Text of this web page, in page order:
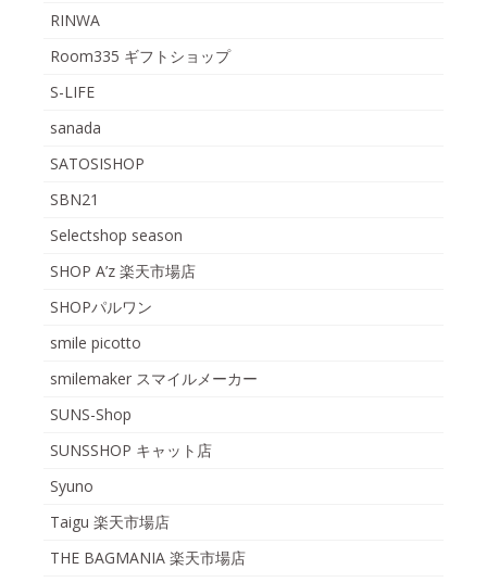
RINWA
Room335 ギフトショップ
S-LIFE
sanada
SATOSISHOP
SBN21
Selectshop season
SHOP A’z 楽天市場店
SHOPパルワン
smile picotto
smilemaker スマイルメーカー
SUNS-Shop
SUNSSHOP キャット店
Syuno
Taigu 楽天市場店
THE BAGMANIA 楽天市場店